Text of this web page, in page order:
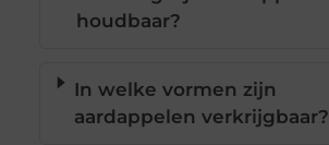
houdbaar?
In welke vormen zijn
aardappelen verkrijgbaar?